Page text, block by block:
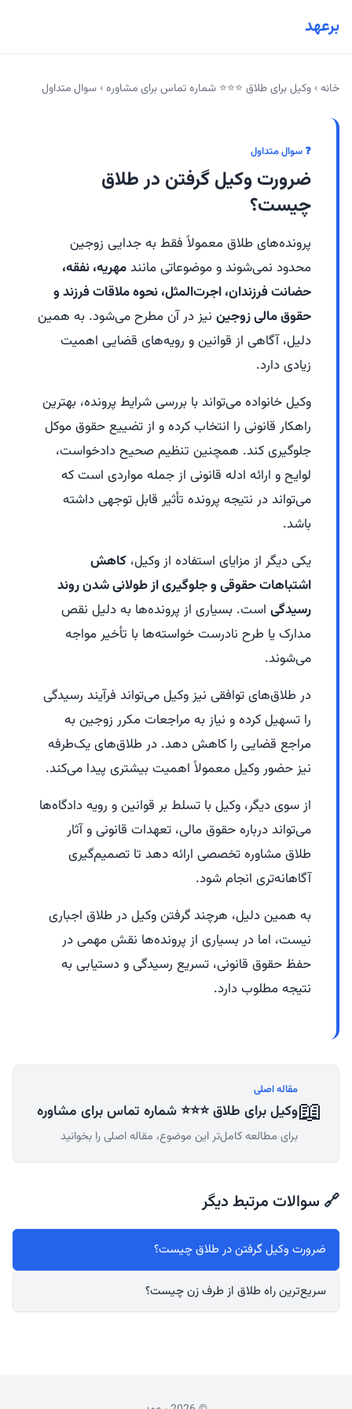
برعهد
خانه› وکیل برای طلاق ⭐⭐⭐ شماره تماس برای مشاوره› سوال متداول
❓ سوال متداول
ضرورت وکیل گرفتن در طلاق
چیست؟
پرونده‌های طلاق معمولاً فقط به جدایی زوجین
محدود نمی‌شوند و موضوعاتی مانندمهریه، نفقه،
حضانت فرزندان، اجرت‌المثل، نحوه ملاقات فرزند و
حقوق مالی زوجین نیز در آن مطرح می‌شود. به همین
دلیل، آگاهی از قوانین و رویه‌های قضایی اهمیت
زیادی دارد.
وکیل خانواده می‌تواند با بررسی شرایط پرونده، بهترین
راهکار قانونی را انتخاب کرده و از تضییع حقوق موکل
جلوگیری کند. همچنین تنظیم صحیح دادخواست،
لوایح و ارائه ادله قانونی از جمله مواردی است که
می‌تواند در نتیجه پرونده تأثیر قابل توجهی داشته
باشد.
یکی دیگر از مزایای استفاده از وکیل، کاهش
اشتباهات حقوقی و جلوگیری از طولانی شدن روند
رسیدگی است. بسیاری از پرونده‌ها به دلیل نقص
مدارک یا طرح نادرست خواسته‌ها با تأخیر مواجه
می‌شوند.
در طلاق‌های توافقی نیز وکیل می‌تواند فرآیند رسیدگی
را تسهیل کرده و نیاز به مراجعات مکرر زوجین به
مراجع قضایی را کاهش دهد. در طلاق‌های یک‌طرفه
نیز حضور وکیل معمولاً اهمیت بیشتری پیدا می‌کند.
از سوی دیگر، وکیل با تسلط بر قوانین و رویه دادگاه‌ها
می‌تواند درباره حقوق مالی، تعهدات قانونی و آثار
طلاق مشاوره تخصصی ارائه دهد تا تصمیم‌گیری
آگاهانه‌تری انجام شود.
به همین دلیل، هرچند گرفتن وکیل در طلاق اجباری
نیست، اما در بسیاری از پرونده‌ها نقش مهمی در
حفظ حقوق قانونی، تسریع رسیدگی و دستیابی به
نتیجه مطلوب دارد.
📖
مقاله اصلی
وکیل برای طلاق ⭐⭐⭐ شماره تماس برای مشاوره
برای مطالعه کامل‌تر این موضوع، مقاله اصلی را بخوانید
🔗 سوالات مرتبط دیگر
ضرورت وکیل گرفتن در طلاق چیست؟
سریع‌ترین راه طلاق از طرف زن چیست؟